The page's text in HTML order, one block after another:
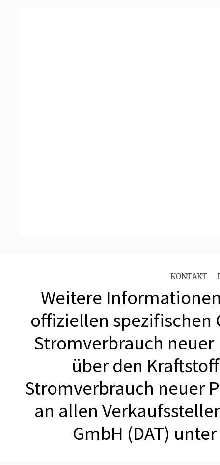
KONTAKT
Weitere
offiziellen spezifischen
Stromverbrauch
über den
Stromverbrauch neuer
an allen
GmbH (DAT) unter